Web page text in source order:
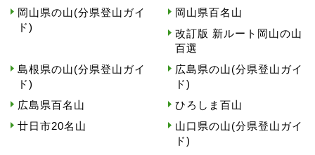
岡山県の山(分県登山ガイ
ド)
岡山県百名山
改訂版 新ルート岡山の山
百選
島根県の山(分県登山ガイ
ド)
広島県の山(分県登山ガイ
ド)
広島県百名山
ひろしま百山
廿日市20名山
山口県の山(分県登山ガイ
ド)